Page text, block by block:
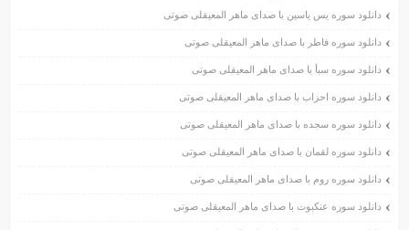
آذر ۱۴۰۰
آبان ۱۴۰۰
اسفند ۱۳۹۹
آبان ۱۳۹۹
مهر ۱۳۹۹
دانلود سوره یس یاسین با صدای ماهر المعیقلی صوتی
دانلود سوره فاطر با صدای ماهر المعیقلی صوتی
دانلود سوره سبأ با صدای ماهر المعیقلی صوتی
دانلود سوره احزاب با صدای ماهر المعیقلی صوتی
دانلود سوره سجده با صدای ماهر المعیقلی صوتی
دانلود سوره لقمان با صدای ماهر المعیقلی صوتی
دانلود سوره روم با صدای ماهر المعیقلی صوتی
دانلود سوره عنکبوت با صدای ماهر المعیقلی صوتی